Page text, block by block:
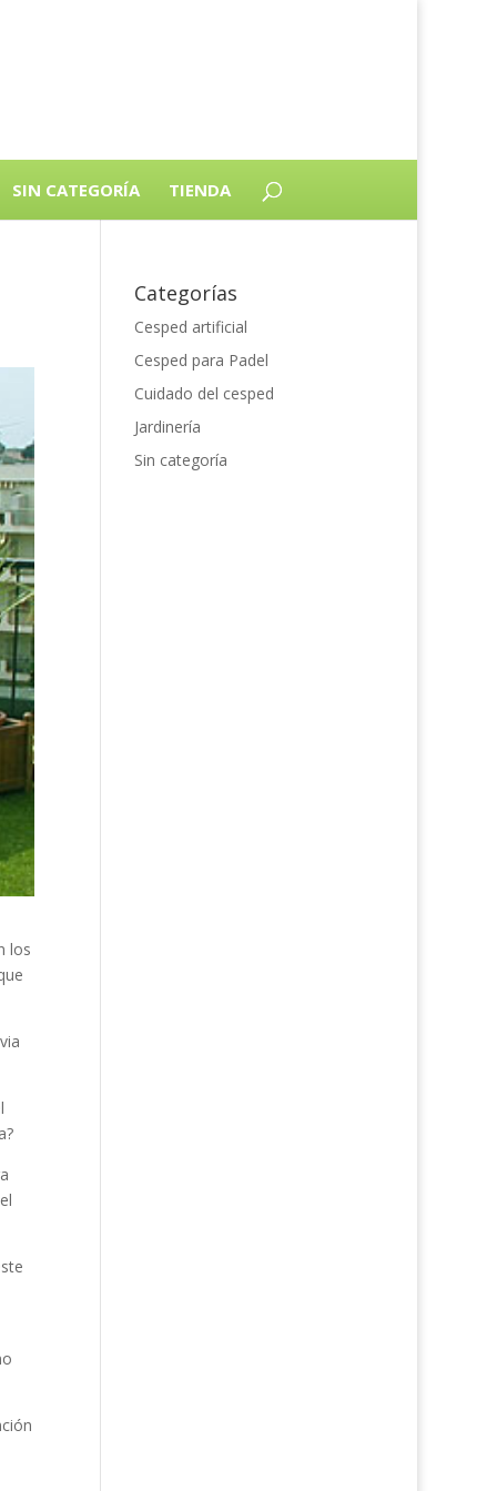
SIN CATEGORÍA TIENDA
los
Categorías
Cesped artificial
Cesped para Padel
Cuidado del cesped
Jardinería
Sin categoría